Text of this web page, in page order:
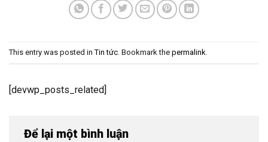
This entry was posted inTin tức . Bookmark the permalink
[devwp_posts_related]
Để lại một bình luận